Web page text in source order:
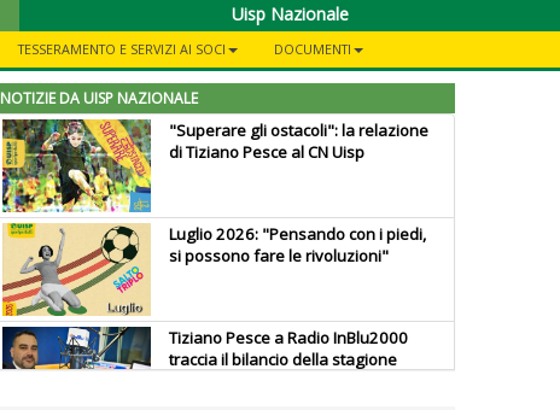
Uisp Nazionale
TESSERAMENTO E SERVIZI AI SOCI DOCUMENTI
NOTIZIE DA UISP NAZIONALE
"Superare gli ostacoli": la relazione
di Tiziano Pesce al CN Uisp
Luglio 2026: "Pensando con i piedi,
si possono fare le rivoluzioni"
Tiziano Pesce a Radio InBlu2000
traccia il bilancio della stagione